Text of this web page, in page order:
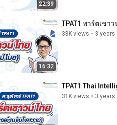
22:39
16:32
TPAT1 พาร์ตเชา
38K views • 3 years
TPAT1 Thai
31K views • 3 years